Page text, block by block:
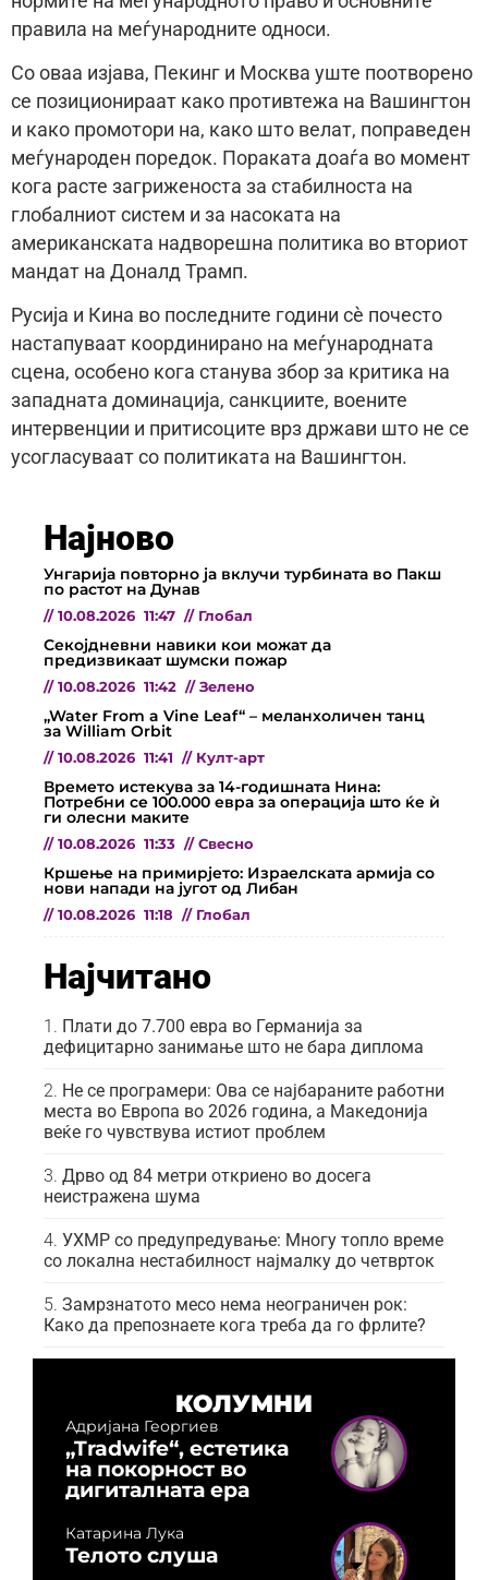
правила на меѓународните односи.
Со оваа изјава, Пекинг и Москва уште поотворено
се позиционираат како противтежа на Вашингтон
и како промотори на, како што велат, поправеден
меѓународен поредок. Пораката доаѓа во момент
кога расте загриженоста за стабилноста на
глобалниот систем и за насоката на
американската надворешна политика во вториот
мандат на Доналд Трамп.
Русија и Кина во последните години сè почесто
настапуваат координирано на меѓународната
сцена, особено кога станува збор за критика на
западната доминација, санкциите, воените
интервенции и притисоците врз држави што не се
усогласуваат со политиката на Вашингтон.
Најново
Унгарија повторно ја вклучи турбината во Пакш
по растот на Дунав
// 10.08.2026 11:47 // Глобал
Секојдневни навики кои можат да
предизвикаат шумски пожар
// 10.08.2026 11:42 // Зелено
„Water From a Vine Leaf“ – меланхоличен танц
за William Orbit
// 10.08.2026 11:41 // Култ-арт
Времето истекува за 14-годишната Нина:
Потребни се 100.000 евра за операција што ќе ѝ
ги олесни маките
// 10.08.2026 11:33 // Свесно
Кршење на примирјето: Израелската армија со
нови напади на југот од Либан
// 10.08.2026 11:18 // Глобал
Најчитано
Плати до 7.700 евра во Германија за
дефицитарно занимање што не бара диплома
Не се програмери: Ова се најбараните работни
места во Европа во 2026 година, а Македонија
веќе го чувствува истиот проблем
Дрво од 84 метри откриено во досега
неистражена шума
УХМР со предупредување: Многу топло време
со локална нестабилност најмалку до четврток
Замрзнатото месо нема неограничен рок:
Како да препознаете кога треба да го фрлите?
КОЛУМНИ
Адријана Георгиев
„Tradwife“, естетика
на покорност во
дигиталната ера
Катарина Лука
Телото слуша